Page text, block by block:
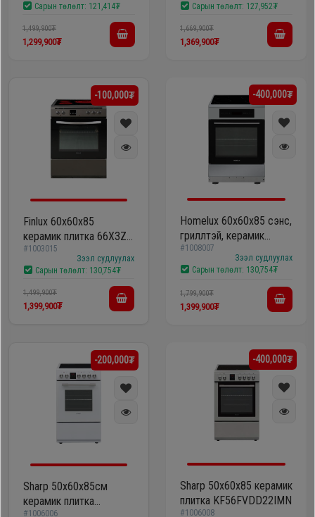
Сарын төлөлт: 121,414₮
1,499,900₮
1,299,900₮
Сарын төлөлт: 127,952₮
1,669,900₮
1,369,900₮
-100,000₮
Finlux 60х60x85
керамик плитка 66X3Z-
HA-P
#1003015
Зээл судлуулах
Сарын төлөлт: 130,754₮
1,499,900₮
1,399,900₮
-400,000₮
Homelux 60х60x85 сэнс,
гриллтэй, керамик
плитка
/DK60TC7010S33+DT6001D/
#1008007
Зээл судлуулах
Сарын төлөлт: 130,754₮
1,799,900₮
1,399,900₮
-200,000₮
Sharp 50х60х85см
керамик плитка
#1006006
-400,000₮
Sharp 50х60х85 керамик
плитка KF56FVDD22IMN
#1006008